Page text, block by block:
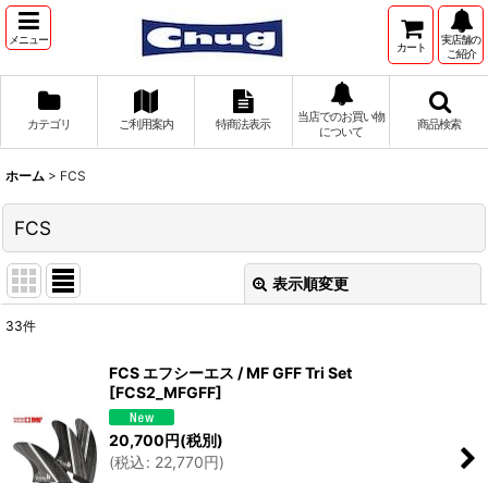
メニュー
カート
実店舗の
ご紹介
カテゴリ ご利用案内 特商法表示
当店でのお買い物
について
商品検索
ホーム > FCS
FCS
表示順変更
絞り込む
33件
FCS エフシーエス / MF GFF Tri Set
[FCS2_MFGFF]
20,700円(税別)
(税込: 22,770円)